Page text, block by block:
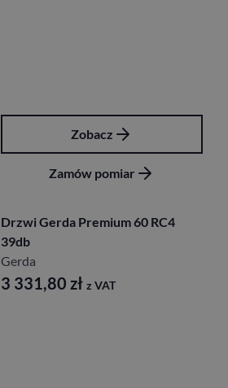
Zobacz
Zamów pomiar
Drzwi Gerda Premium 60 RC4
39db
Gerda
3 331,80 zł z VAT